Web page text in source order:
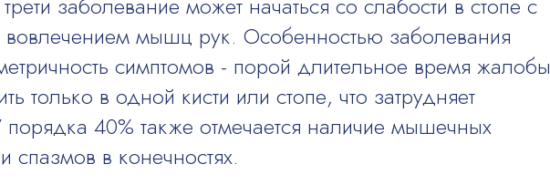
мышц рук. Особенностью заболевания
симптомов - порой длительное время жалобы
только в одной кисти или стопе, что затрудняет
порядка 40% также отмечается наличие мышечных
спазмов в конечностях.